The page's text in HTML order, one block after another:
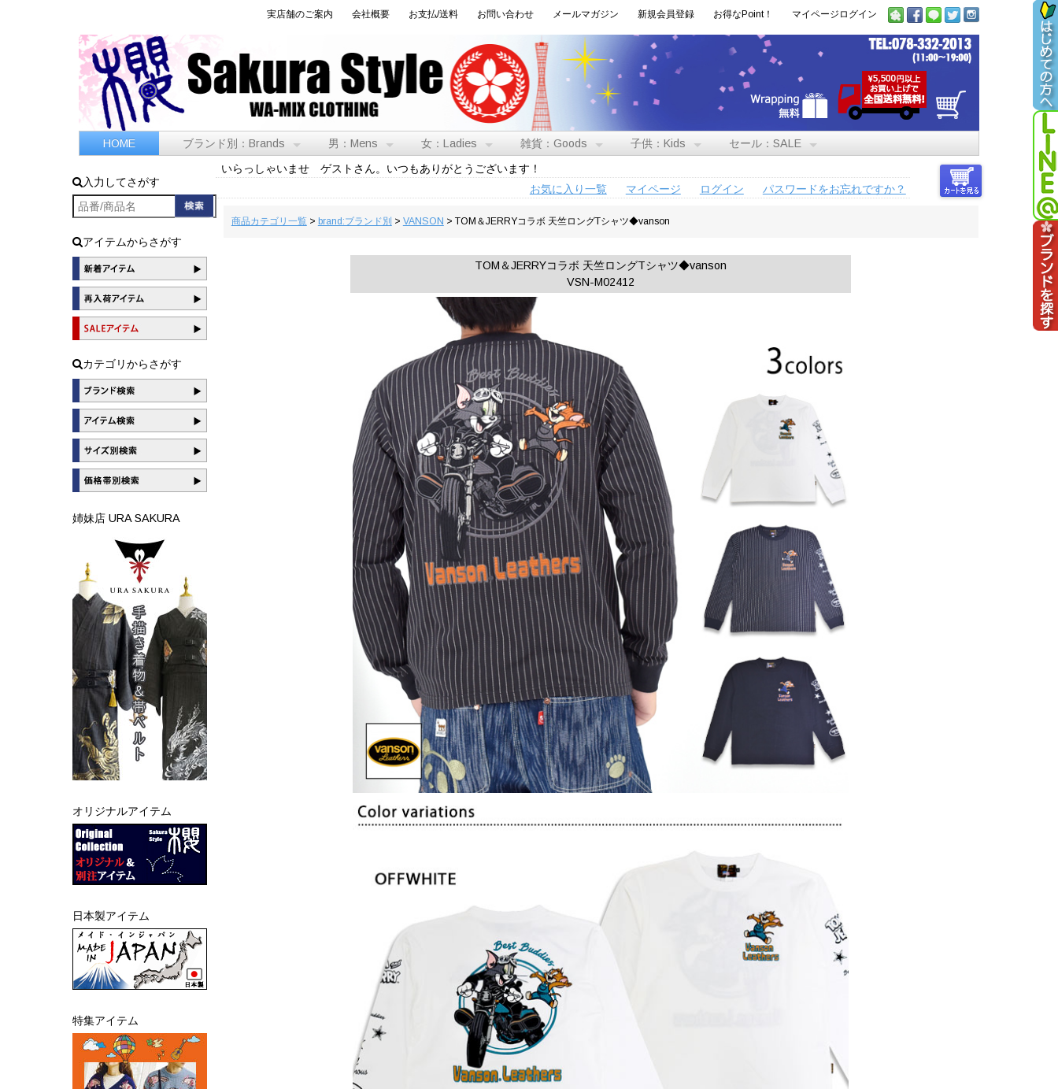
実店舗のご案内 会社概要 お支払/送料 お問い合わせ メールマガジン 新規会員登録 お得なPoint！ マイページログイン
HOME ブランド別：Brands 男：Mens 女：Ladies 雑貨：Goods 子供：Kids セール：SALE
入力してさがす
アイテムからさがす
カテゴリからさがす
姉妹店 URA SAKURA
オリジナルアイテム
日本製アイテム
特集アイテム
いらっしゃいませ ゲストさん。いつもありがとうございます！
お気に入り一覧
マイページ ログイン パスワードをお忘れですか？
商品カテゴリ一覧> brand:ブランド別 > VANSON > TOM＆JERRYコラボ 天竺ロングTシャツ◆vanson
TOM＆JERRYコラボ 天竺ロングTシャツ◆vanson
VSN-M02412